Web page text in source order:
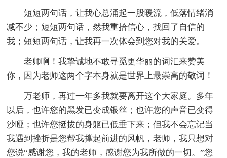
短短两句话，让我心总涌起一股暖流，低落情绪消
减不少；短短两句话，然我重拾信心，找回了自信的
我；短短两句话，让我再一次体会到您对我的关爱。
老师啊！我挚诚地不敢寻觅更华丽的词汇来赞美
你，因为老师这两个字本身就是世界上最崇高的敬词！
万老师，再过一年多我就要离开这个大家庭。多年
以后，也许您的黑发已变成银丝；也许您的声音已变得
沙哑；也许您挺拔的身躯已低垂下来；但我不会忘记当
我遇到挫折是您帮我撑起前进的风帆，老师，我只想对
您说“感谢您，我的老师，感谢您为我所做的一切。”您